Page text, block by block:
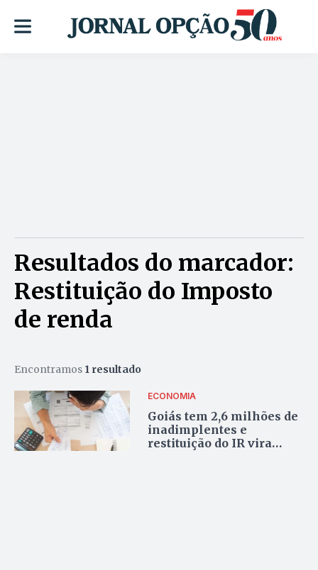
Resultados do marcador:
Restituição do Imposto
de renda
Encontramos 1 resultado
ECONOMIA
Goiás tem 2,6 milhões de
inadimplentes e
restituição do IR vira